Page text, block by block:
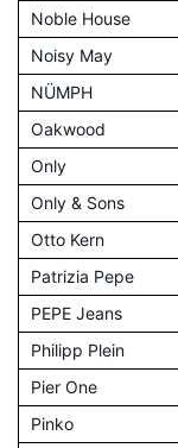
Noble House
Noisy May
NÜMPH
Oakwood
Only
Only & Sons
Otto Kern
Patrizia Pepe
PEPE Jeans
Philipp Plein
Pier One
Pinko